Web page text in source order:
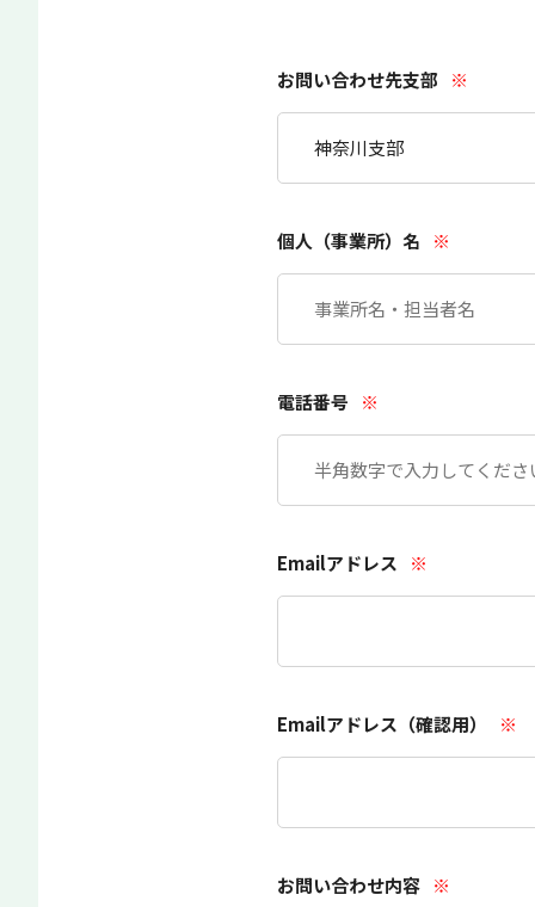
お問い合わせ先支部 ※
個人（事業所）名 ※
電話番号 ※
Emailアドレス ※
Emailアドレス（確認用） ※
お問い合わせ内容 ※